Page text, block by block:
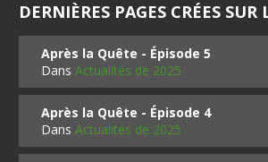
DERNIÈRES PAGES CRÉES SUR
Après la Quête - Épisode 5
DansActualités de 2025
Après la Quête - Épisode 4
DansActualités de 2025